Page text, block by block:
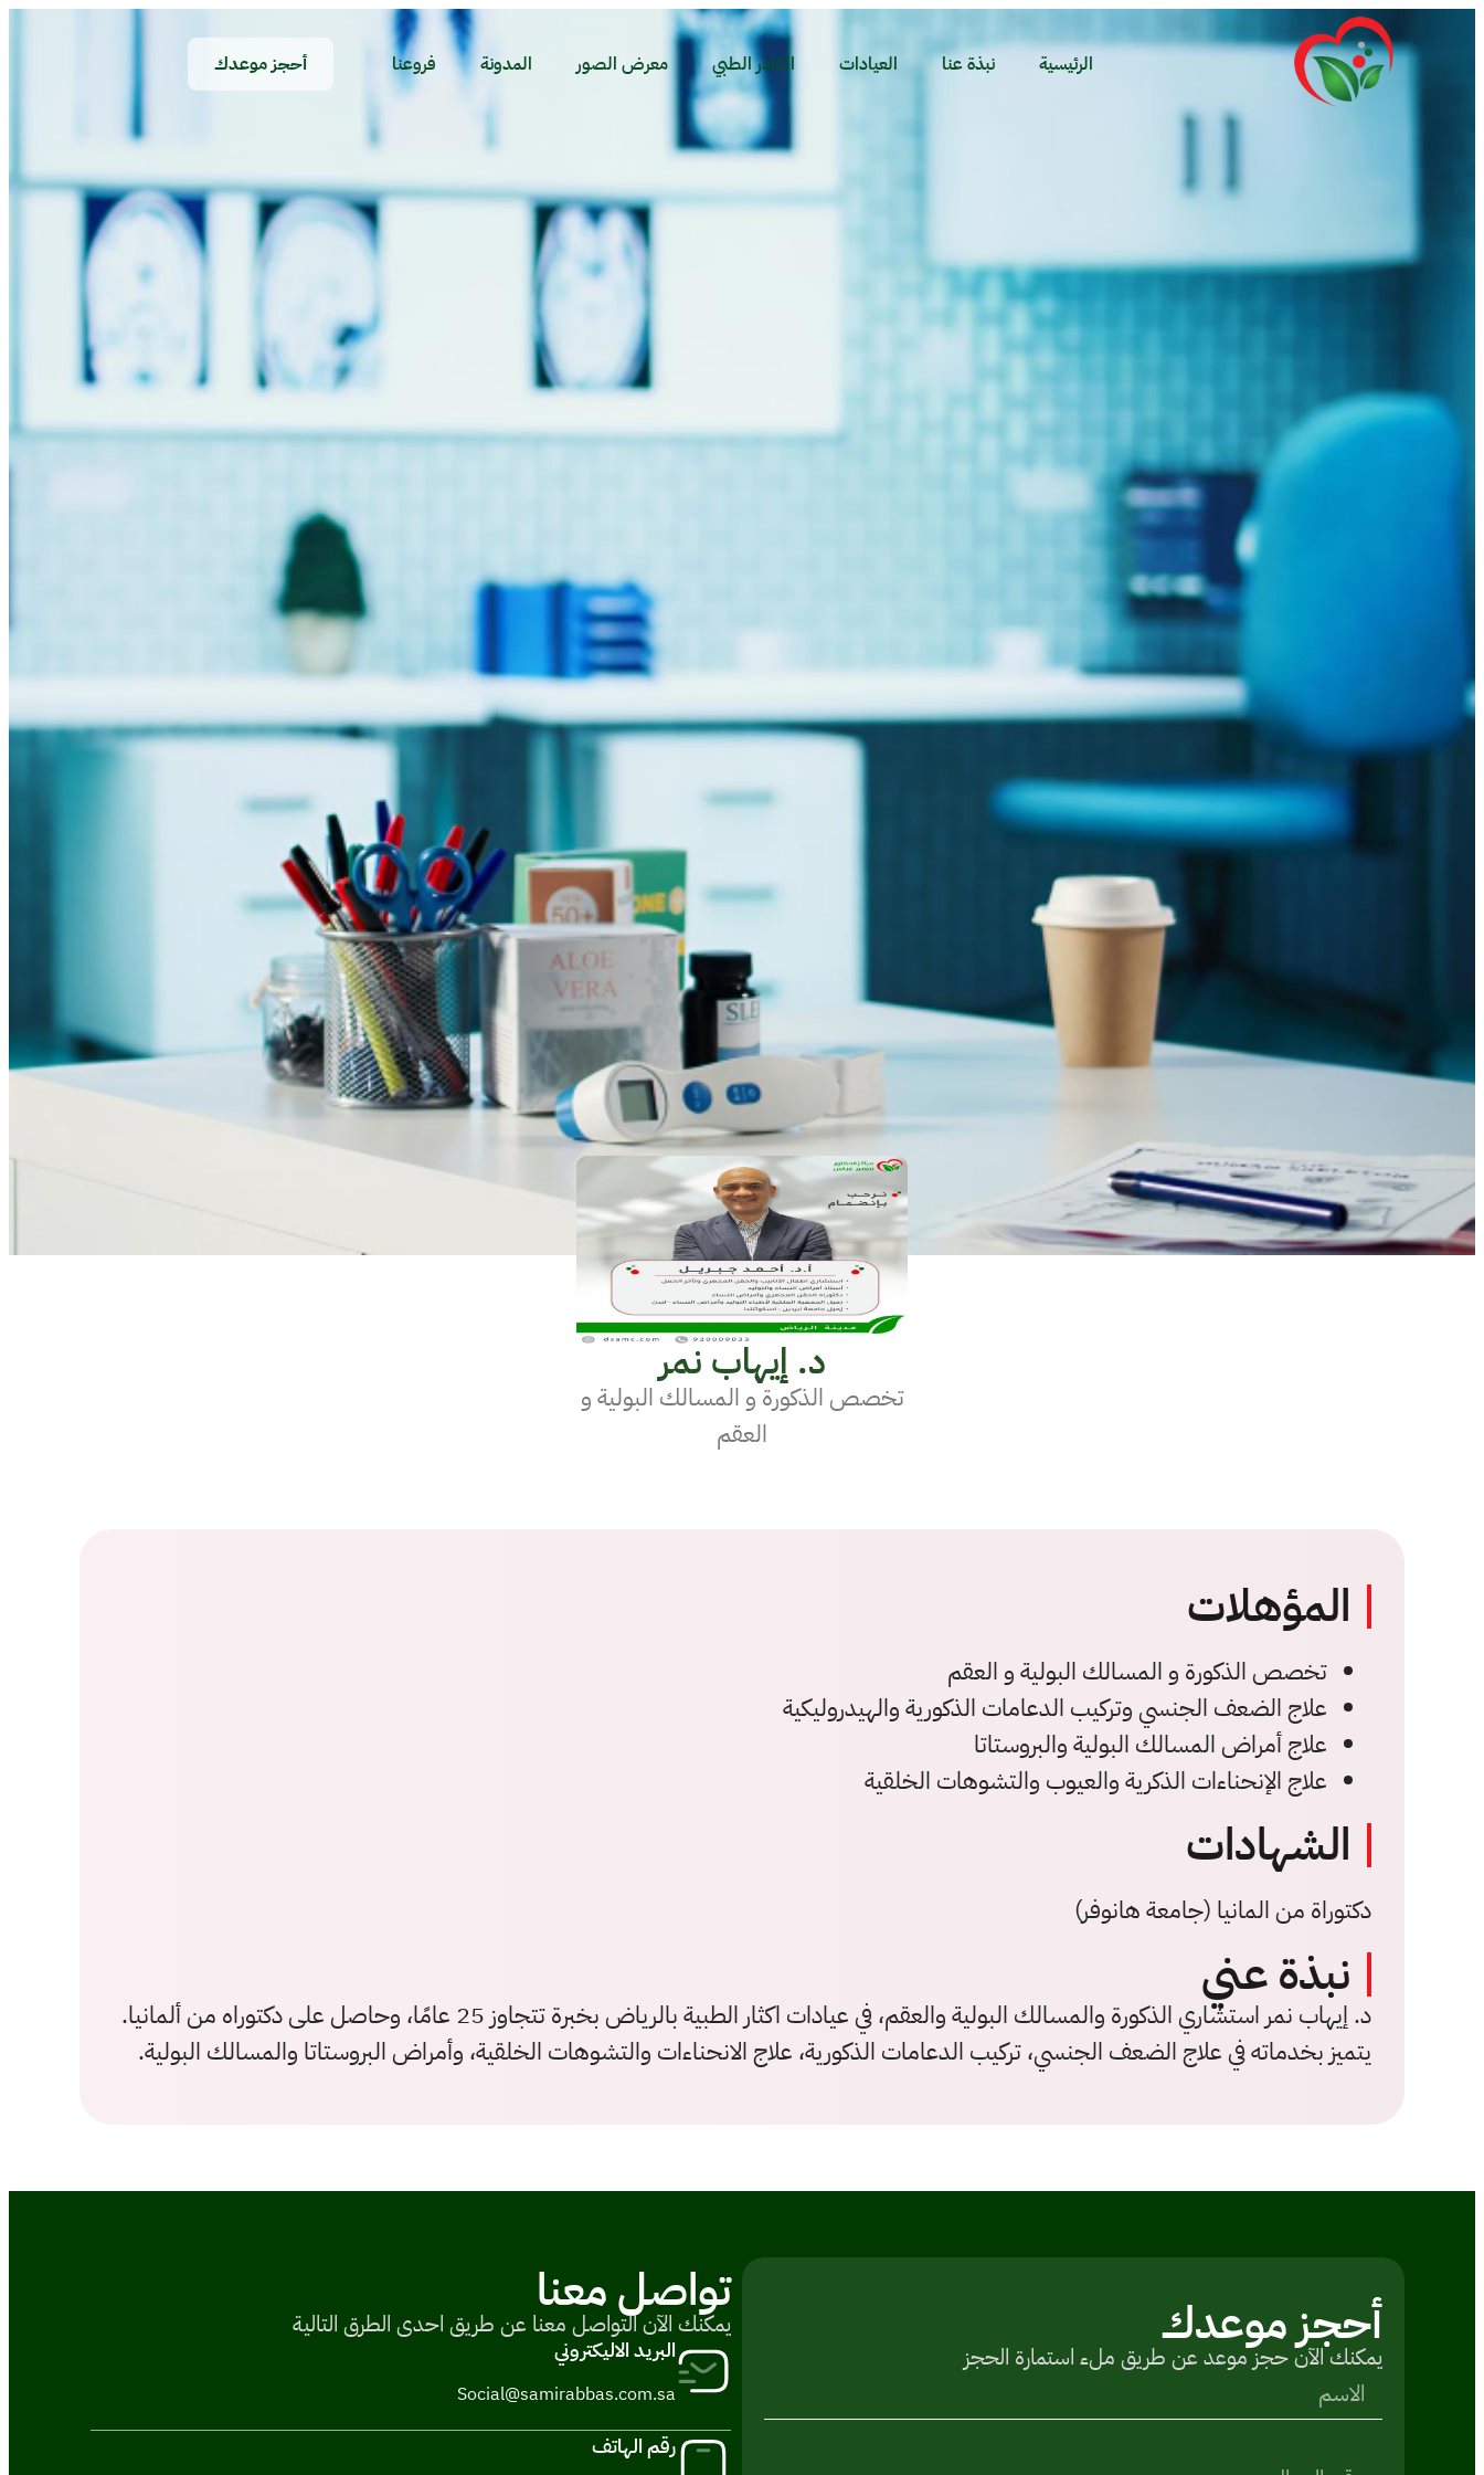
الرئيسية نبذة عنا العيادات الكادر الطبي معرض الصور المدونة فروعنا أحجز موعدك
د. إيهاب نمر
تخصص الذكورة و المسالك البولية و
العقم
المؤهلات
تخصص الذكورة و المسالك البولية و العقم
علاج الضعف الجنسي وتركيب الدعامات الذكورية والهيدروليكية
علاج أمراض المسالك البولية والبروستاتا
علاج الإنحناءات الذكرية والعيوب والتشوهات الخلقية
الشهادات
دكتوراة من المانيا (جامعة هانوفر)
نبذة عني
د. إيهاب نمر استشاري الذكورة والمسالك البولية والعقم، في عيادات اكثار الطبية بالرياض بخبرة تتجاوز 25 عامًا، وحاصل على دكتوراه من ألمانيا.
يتميز بخدماته في علاج الضعف الجنسي، تركيب الدعامات الذكورية، علاج الانحناءات والتشوهات الخلقية، وأمراض البروستاتا والمسالك البولية.
أحجز موعدك
یمكنك الآن حجز موعد عن طريق ملء استمارة الحجز
تواصل معنا
يمكنك الآن التواصل معنا عن طريق احدى الطرق التالية
البريد الاليكتروني
Social@samirabbas.com.sa
رقم الهاتف